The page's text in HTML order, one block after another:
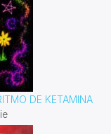
DE KETAMINA